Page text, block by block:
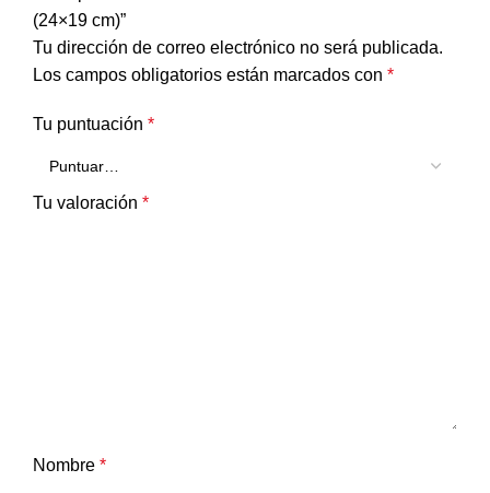
(24×19 cm)”
Tu dirección de correo electrónico no será publicada.
Los campos obligatorios están marcados con *
Tu puntuación *
Tu valoración *
Nombre *